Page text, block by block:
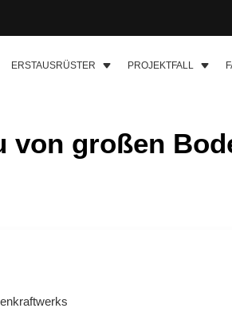
ERSTAUSRÜSTER PROJEKTFALL
von großen